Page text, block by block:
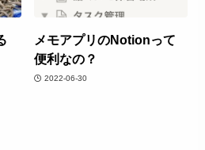
メモアプリのNotionって
便利なの？
2022-06-30